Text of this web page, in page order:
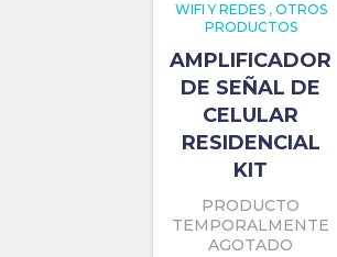
WIFI Y REDES, OTROS
PRODUCTOS
AMPLIFICADOR
DE SEÑAL DE
CELULAR
RESIDENCIAL
KIT
PRODUCTO
TEMPORALMENTE
AGOTADO